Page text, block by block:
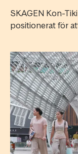
SKAGEN Kon-
positionerat för